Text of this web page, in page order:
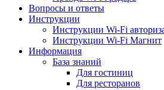
Вопросы и ответы
Инструкции
Инструкции Wi-Fi
Инструкции Wi-Fi Магнит
Информация
База знаний
Для гостиниц
Для ресторанов